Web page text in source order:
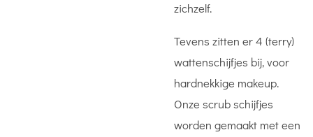
zichzelf.
Tevens zitten er 4 (terry)
wattenschijfjes bij, voor
hardnekkige makeup.
Onze scrub schijfjes
worden gemaakt met een